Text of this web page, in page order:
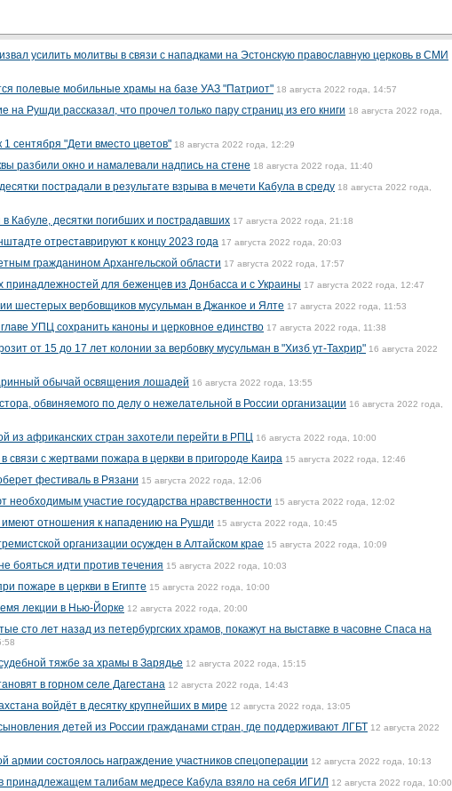
усилить молитвы в связи с нападками на Эстонскую православную церковь в СМИ
полевые мобильные храмы на базе УАЗ "Патриот" 18 августа 2022 года, 14:57
на Рушди рассказал, что прочел только пару страниц из его книги 18 августа 2022 года,
сентября "Дети вместо цветов" 18 августа 2022 года, 12:29
разбили окно и намалевали надпись на стене 18 августа 2022 года, 11:40
пострадали в результате взрыва в мечети Кабула в среду 18 августа 2022 года,
Кабуле, десятки погибших и пострадавших 17 августа 2022 года, 21:18
отреставрируют к концу 2023 года 17 августа 2022 года, 20:03
гражданином Архангельской области 17 августа 2022 года, 17:57
для беженцев из Донбасса и с Украины 17 августа 2022 года, 12:47
шестерых вербовщиков мусульман в Джанкое и Ялте 17 августа 2022 года, 11:53
УПЦ сохранить каноны и церковное единство 17 августа 2022 года, 11:38
от 15 до 17 лет колонии за вербовку мусульман в "Хизб ут-Тахрир" 16 августа 2022
обычай освящения лошадей 16 августа 2022 года, 13:55
обвиняемого по делу о нежелательной в России организации 16 августа 2022 года,
из африканских стран захотели перейти в РПЦ 16 августа 2022 года, 10:00
связи с жертвами пожара в церкви в пригороде Каира 15 августа 2022 года, 12:46
фестиваль в Рязани 15 августа 2022 года, 12:06
необходимым участие государства нравственности 15 августа 2022 года, 12:02
имеют отношения к нападению на Рушди 15 августа 2022 года, 10:45
организации осужден в Алтайском крае 15 августа 2022 года, 10:09
бояться идти против течения 15 августа 2022 года, 10:03
пожаре в церкви в Египте 15 августа 2022 года, 10:00
лекции в Нью-Йорке 12 августа 2022 года, 20:00
сто лет назад из петербургских храмов, покажут на выставке в часовне Спаса на
тяжбе за храмы в Зарядье 12 августа 2022 года, 15:15
в горном селе Дагестана 12 августа 2022 года, 14:43
войдёт в десятку крупнейших в мире 12 августа 2022 года, 13:05
детей из России гражданами стран, где поддерживают ЛГБТ 12 августа 2022
армии состоялось награждение участников спецоперации 12 августа 2022 года, 10:13
принадлежащем талибам медресе Кабула взяло на себя ИГИЛ 12 августа 2022 года, 10:00